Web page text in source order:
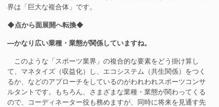
界は「巨大な複合体」です。
◆点から面展開へ転換◆
―かなり広い業種・業態が関係していますね。
このような「スポーツ業界」の複合的な要素をどう掛け算し
て、マネタイズ（収益化）し、エコシステム（共生関係）をつく
るか、などのアプローチをしているのがわれわれスポーツコンサ
ルタントです。もちろん、さまざまな業種・業態が関わってくる
ので、コーディネーター役も務めますが、同時に将来を見通す先